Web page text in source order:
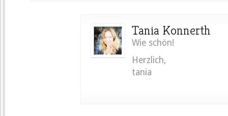
Tania Konnerth
Wie schön!
Herzlich,
tania